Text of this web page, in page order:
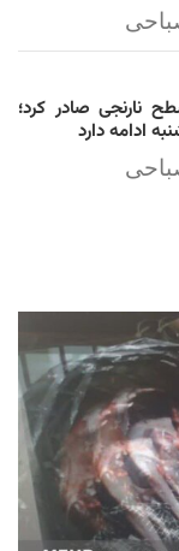
نارنجی صادر کرد؛
ادامه دارد